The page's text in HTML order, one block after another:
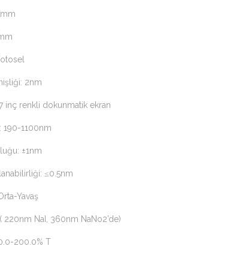
2nm
inç renkli dokunmatik ekran
190-1100nm
±1nm
≤0.5nm
Yavaş
220nm NaI, 360nm NaNo2’de)
200.0% T